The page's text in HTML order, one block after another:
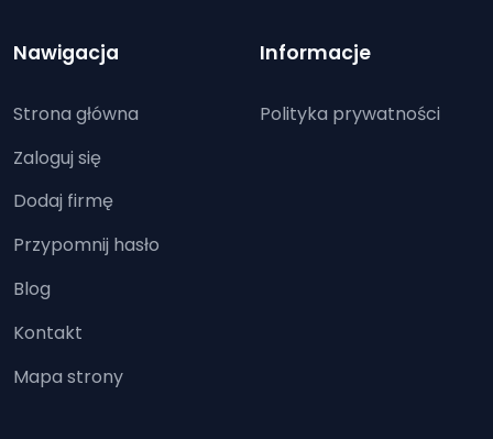
Nawigacja
Strona główna
Zaloguj się
Dodaj firmę
Przypomnij hasło
Blog
Kontakt
Mapa strony
Informacje
Polityka prywatności